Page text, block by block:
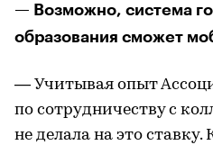
— Возможно, система
образования сможет
— Учитывая опыт
по сотрудничеству с
не делала на это